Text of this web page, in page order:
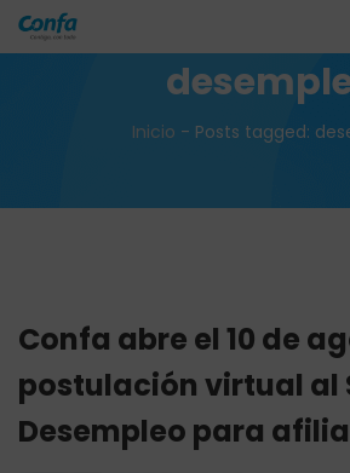
Inicio - Posts tagged:
Confa abre el 10 de
postulación virtual al
Desempleo para